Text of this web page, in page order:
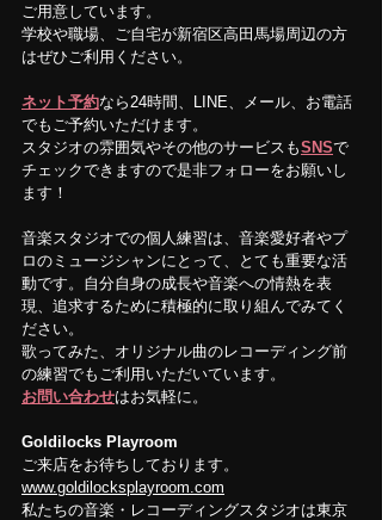
ご用意しています。
学校や職場、ご自宅が新宿区高田馬場周辺の方
はぜひご利用ください。
ネット予約なら24時間、LINE、メール、お電話
でもご予約いただけます。
スタジオの雰囲気やその他のサービスもSNSで
チェックできますので是非フォローをお願いし
ます！
音楽スタジオでの個人練習は、音楽愛好者やプ
ロのミュージシャンにとって、とても重要な活
動です。自分自身の成長や音楽への情熱を表
現、追求するために積極的に取り組んでみてく
ださい。
歌ってみた、オリジナル曲のレコーディング前
の練習でもご利用いただいています。
お問い合わせはお気軽に。
Goldilocks Playroom
ご来店をお待ちしております。
www.goldilocksplayroom.com
私たちの音楽・レコーディングスタジオは東京